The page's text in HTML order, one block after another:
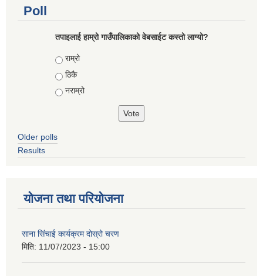
Poll
तपाइलाई हाम्रो गाउँपालिकाको वेबसाईट कस्तो लाग्यो?
Choices
राम्रो
ठिकै
नराम्रो
Older polls
Results
योजना तथा परियोजना
साना सिंचाई कार्यक्रम दोस्रो चरण
मिति: 11/07/2023 - 15:00